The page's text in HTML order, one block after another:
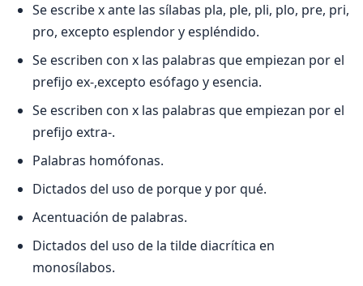
Se escribe x ante las sílabas pla, ple, pli, plo, pre, pri,
pro, excepto esplendor y espléndido.
Se escriben con x las palabras que empiezan por el
prefijo ex-,excepto esófago y esencia.
Se escriben con x las palabras que empiezan por el
prefijo extra-.
Palabras homófonas.
Dictados del uso de porque y por qué.
Acentuación de palabras.
Dictados del uso de la tilde diacrítica en
monosílabos.